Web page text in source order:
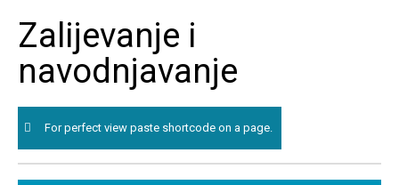
content
Zalijevanje i
navodnjavanje
For perfect view paste shortcode on a page.